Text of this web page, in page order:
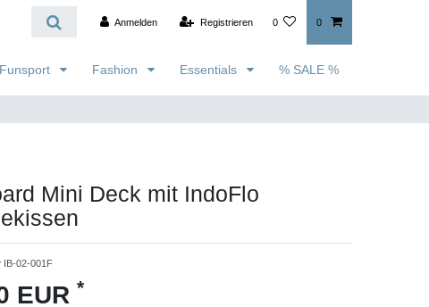
Anmelden Registrieren 0 0
Funsport Fashion Essentials % SALE %
Mini Deck mit IndoFlo
IB-02-001F
EUR *